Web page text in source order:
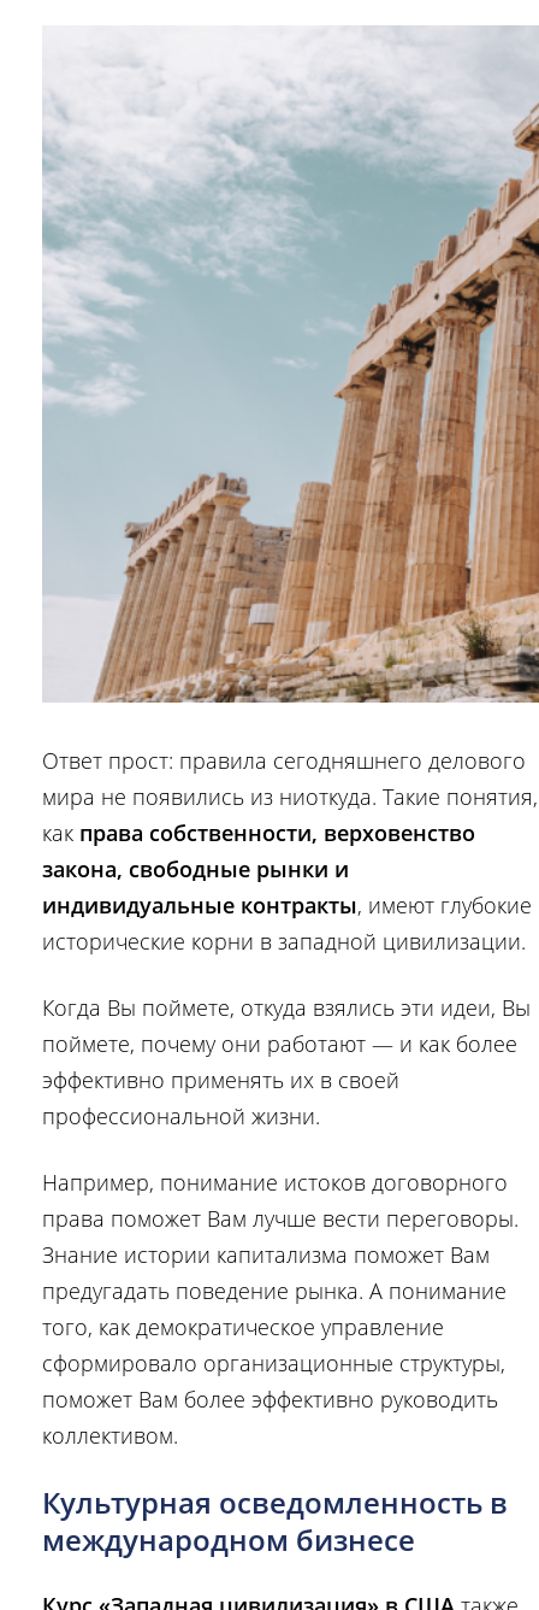
Ответ прост: правила сегодняшнего делового
мира не появились из ниоткуда. Такие понятия,
как права собственности, верховенство
закона, свободные рынки и
индивидуальные контракты, имеют глубокие
исторические корни в западной цивилизации.
Когда Вы поймете, откуда взялись эти идеи, Вы
поймете, почему они работают — и как более
эффективно применять их в своей
профессиональной жизни.
Например, понимание истоков договорного
права поможет Вам лучше вести переговоры.
Знание истории капитализма поможет Вам
предугадать поведение рынка. А понимание
того, как демократическое управление
сформировало организационные структуры,
поможет Вам более эффективно руководить
коллективом.
Культурная осведомленность в
международном бизнесе